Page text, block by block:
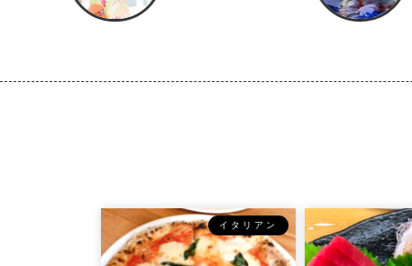
イタリアン